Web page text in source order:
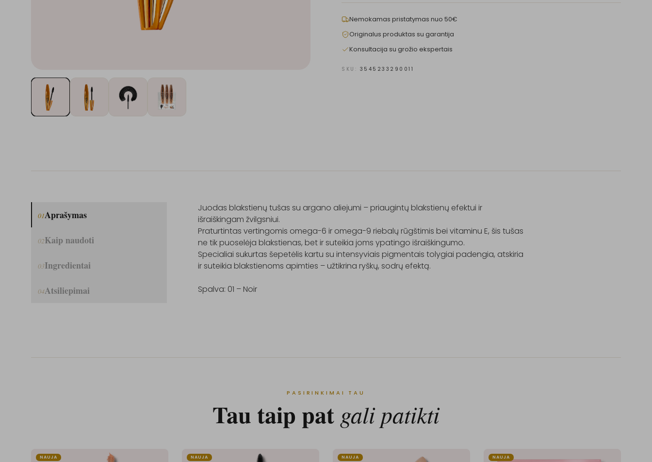
Nemokamas pristatymas nuo 50€
Originalus produktas su garantija
Konsultacija su grožio ekspertais
SKU: 3545233290011
01Aprašymas
02Kaip naudoti
03Ingredientai
04Atsiliepimai
Juodas blakstienų tušas su argano aliejumi – priaugintų blakstienų efektui ir
išraiškingam žvilgsniui.
Praturtintas vertingomis omega-6 ir omega-9 riebalų rūgštimis bei vitaminu E, šis tušas
ne tik puoselėja blakstienas, bet ir suteikia joms ypatingo išraiškingumo.
Specialiai sukurtas šepetėlis kartu su intensyviais pigmentais tolygiai padengia, atskiria
ir suteikia blakstienoms apimties – užtikrina ryškų, sodrų efektą.
Spalva: 01 – Noir
PASIRINKIMAI TAU
Tau taip pat gali patikti
NAUJA NAUJA NAUJA NAUJA